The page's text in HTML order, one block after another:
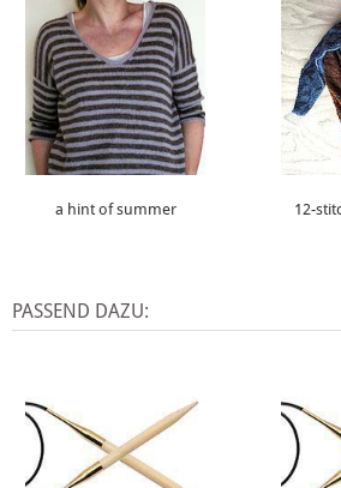
a hint of summer 12-
PASSEND DAZU: